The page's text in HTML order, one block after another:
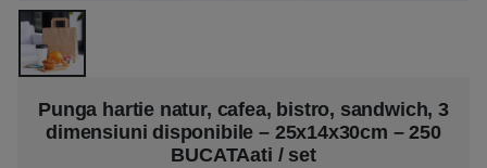
Punga hartie natur, cafea, bistro, sandwich, 3
dimensiuni disponibile – 25x14x30cm – 250
BUCATAati / set